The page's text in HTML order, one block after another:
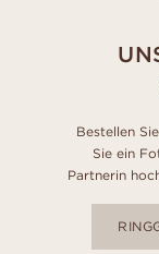
Bestellen
Sie ein
Partnerin